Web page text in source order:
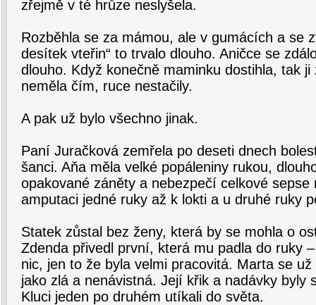
zřejmě v té hrůze neslyšela.
Rozběhla se za mámou, ale v gumácích a se
desítek vteřin“ to trvalo dlouho. Aničce se
dlouho. Když konečně maminku dostihla, tak ji
neměla čím, ruce nestačily.
A pak už bylo všechno jinak.
Paní Juračková zemřela po deseti dnech
šanci. Aňa měla velké popáleniny rukou,
opakované záněty a nebezpečí celkové sepse
amputaci jedné ruky až k lokti a u druhé ruky
Statek zůstal bez ženy, která by se mohla o
Zdenda přivedl první, která mu padla do ruky
nic, jen to že byla velmi pracovitá. Marta se
jako zlá a nenávistná. Její křik a nadávky byly
Kluci jeden po druhém utíkali do světa.